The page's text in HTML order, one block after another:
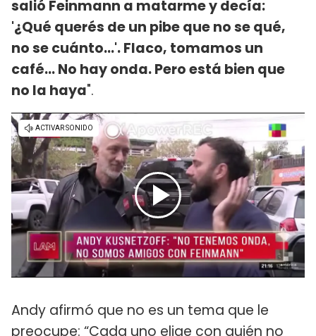
salió Feinmann a matarme y decía:
'¿Qué querés de un pibe que no se qué,
no se cuánto...'. Flaco, tomamos un
café... No hay onda. Pero está bien que
no la haya".
Andy afirmó que no es un tema que le
preocupe: “Cada uno elige con quién no